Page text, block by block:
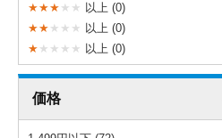
★★★ ★ ★ 以上 (0)
★★ ★ ★ ★ 以上 (0)
★ ★ ★ ★ ★ 以上 (0)
価格